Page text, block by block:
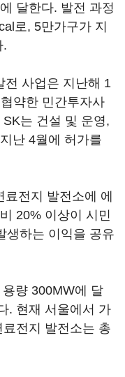
달한다. 발전 과정
로, 5만가구가 지
.
전 사업은 지난해 1
약한 민간투자사
는 건설 및 운영,
난 4월에 허가를
전지 발전소에 에
20% 이상이 시민
생하는 이익을 공유
량 300MW에 달
. 현재 서울에서 가
전지 발전소는 총